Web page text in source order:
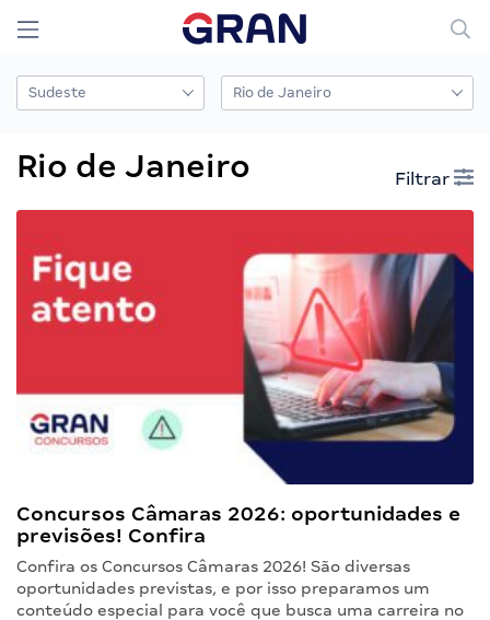
Rio de Janeiro Filtrar
Concursos Câmaras 2026: oportunidades e
previsões! Confira
Confira os Concursos Câmaras 2026! São diversas
oportunidades previstas, e por isso preparamos um
conteúdo especial para você que busca uma carreira no